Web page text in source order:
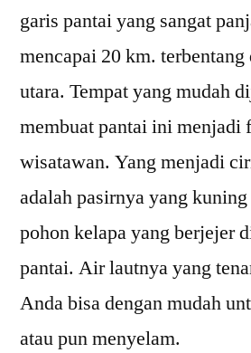
garis pantai yang sangat
mencapai 20 km. terbentang
utara. Tempat yang mudah
membuat pantai ini menjadi
wisatawan. Yang menjadi
adalah pasirnya yang
pohon kelapa yang berjejer
pantai. Air lautnya yang
Anda bisa dengan mudah
atau pun menyelam.